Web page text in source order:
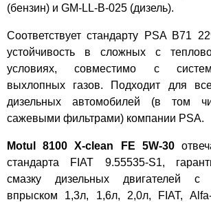
(бензин) и GM-LL-B-025 (дизель).
Соответствует стандарту PSA B71
устойчивость в сложных с
условиях, совместимо с
выхлопных газов. Подходит для
дизельных автомобилей (в том
сажевыми фильтрами) компании PSA.
Motul 8100 X-clean FE 5W-30
стандарта FIAT 9.55535-S1,
смазку дизельных двигателей с
впрыском 1,3л, 1,6л, 2,0л, FIAT,